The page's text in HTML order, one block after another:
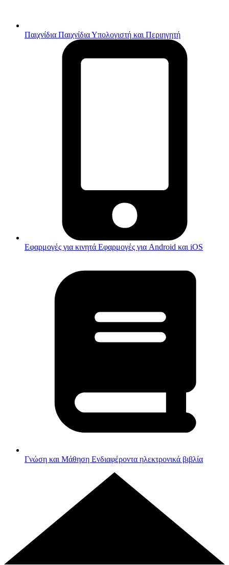
Παιχνίδια Παιχνίδια Υπολογιστή και Περιηγητή
Εφαρμογές για κινητά Εφαρμογές για Android και iOS
Γνώση και Μάθηση Ενδιαφέροντα ηλεκτρονικά βιβλία